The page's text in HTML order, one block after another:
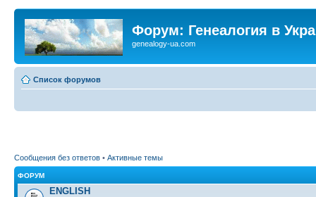
Форум: Генеалогия в
genealogy-ua.com
Список форумов
Сообщения без ответов • Активные темы
ФОРУМ
ENGLISH